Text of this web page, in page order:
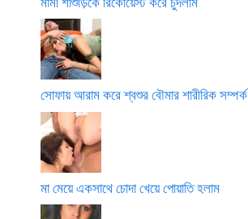
সোফায় আরাম করে শ্বশুর বৌমার শারীরিক সম্পর্ক
মা মেয়ে একসাথে চোদা খেয়ে পোয়াতি হলাম